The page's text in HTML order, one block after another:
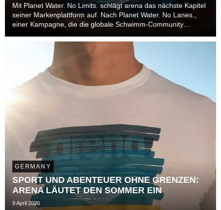
Mit Planet Water. No Limits. schlägt arena das nächste Kapitel
seiner Markenplattform auf. Nach Planet Water. No Lanes.,
einer Kampagne, die die globale Schwimm-Community
Mittelpunkt stellte, richtet die Marke ...
GERMANY
SPORT UND ABENTEUER OHNE GRENZEN:
ARENA LÄUTET DEN SOMMER EIN
9 April 2026